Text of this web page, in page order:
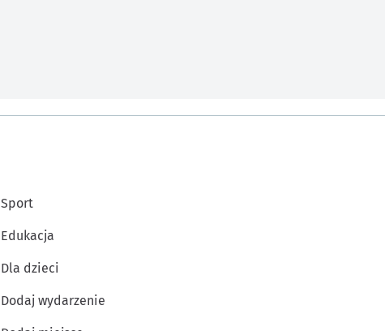
Sport
Edukacja
Dla dzieci
Dodaj wydarzenie